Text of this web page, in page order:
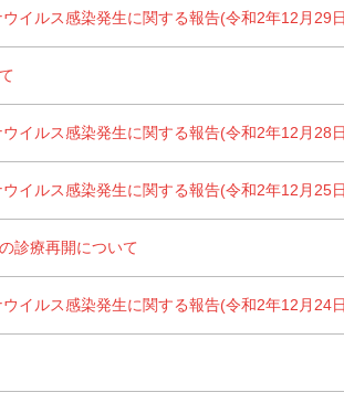
ウイルス感染発生に関する報告(令和2年12月29
ウイルス感染発生に関する報告(令和2年12月28
ウイルス感染発生に関する報告(令和2年12月25
診療再開について
ウイルス感染発生に関する報告(令和2年12月24